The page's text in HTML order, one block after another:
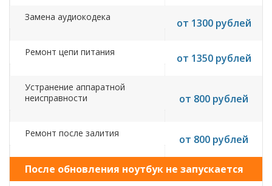
Замена аудиокодека от 1300 рублей
Ремонт цепи питания от 1350 рублей
Устранение аппаратной
неисправности
от 800 рублей
Ремонт после залития от 800 рублей
После обновления ноутбук не запускается